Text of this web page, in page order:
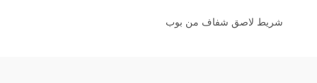
شريط لاصق شفاف من بوب